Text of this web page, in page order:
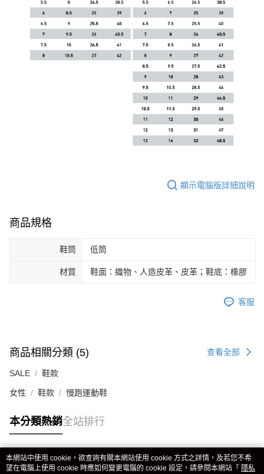
顯示電腦版詳細說明
商品規格
鞋筒 低筒
材質 鞋面：織物、人造皮革、皮革；鞋底：橡膠
客服
商品相關分類 (5) 查看全部
SALE 鞋款
女性 鞋款 慢跑運動鞋
本分類熱銷全站排行
熱門標籤
本網站中使用 cookie，欲查詢有關本網站使用 cookie 方式之詳情，及若您不希
望在電腦上使用 cookie 時應如何變更電腦的 cookie 設定，請參閱本網站「 隱私